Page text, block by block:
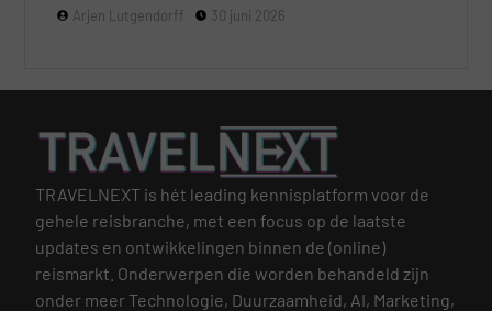
Arjen Lutgendorff 30 juni 2026
TRAVELNEXT is hét leading kennisplatform voor de
gehele reisbranche, met een focus op de laatste
updates en ontwikkelingen binnen de (online)
reismarkt. Onderwerpen die worden behandeld zijn
onder meer Technologie, Duurzaamheid, AI, Marketing,